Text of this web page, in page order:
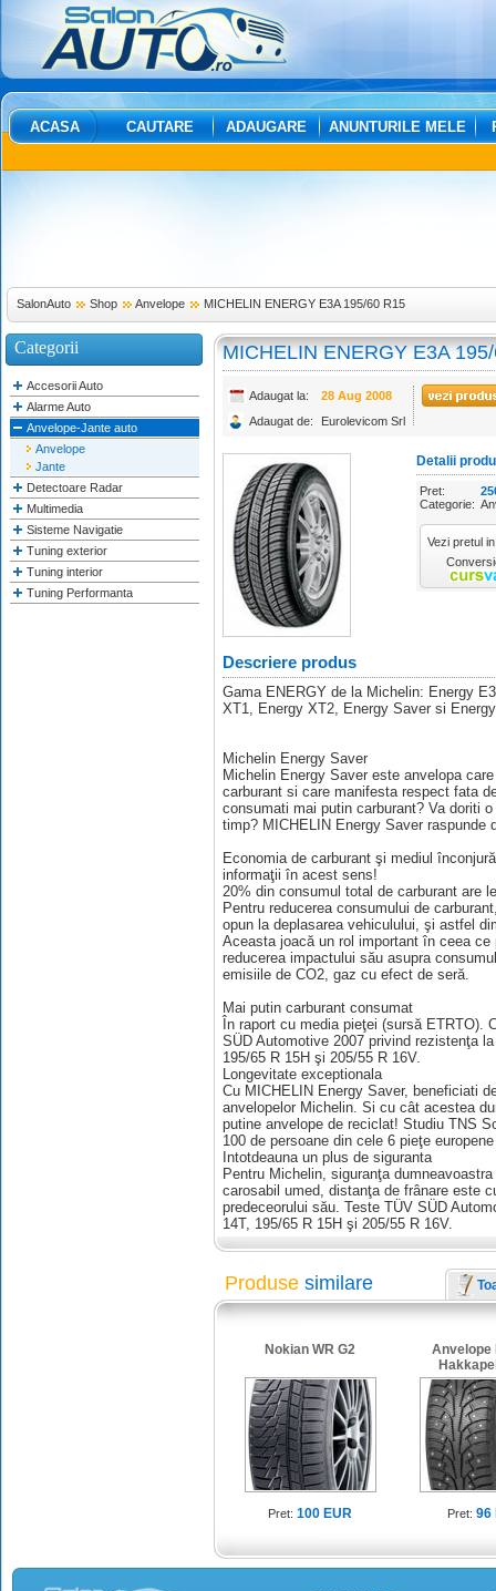
ACASA CAUTARE ADAUGARE ANUNTURILE MELE
SalonAuto Shop Anvelope MICHELIN ENERGY E3A 195/60 R15
Categorii
Accesorii Auto
Alarme Auto
Anvelope-Jante auto
Anvelope
Jante
Detectoare Radar
Multimedia
Sisteme Navigatie
Tuning exterior
Tuning interior
Tuning Performanta
MICHELIN ENERGY E3A
Adaugat la:
28 Aug 2008
Adaugat de:
Eurolevicom Srl
Detalii
Pret:
Categorie:
Vezi pretul in
Descriere produs
Gama ENERGY de la Michelin: Energy
XT1, Energy XT2, Energy Saver si
Michelin Energy Saver
Michelin Energy Saver este anvelopa
carburant si care manifesta respect fata
consumati mai putin carburant? Va doriti
timp? MICHELIN Energy Saver raspunde
Economia de carburant şi mediul
informaţii în acest sens!
20% din consumul total de carburant are
Pentru reducerea consumului de
opun la deplasarea vehiculului, şi astfel
Aceasta joacă un rol important în ceea
reducerea impactului său asupra
emisiile de CO2, gaz cu efect de seră.
Mai putin carburant consumat
În raport cu media pieţei (sursă ETRTO).
SÜD Automotive 2007 privind rezistenţa
195/65 R 15H şi 205/55 R 16V.
Longevitate exceptionala
Cu MICHELIN Energy Saver, beneficiati
anvelopelor Michelin. Si cu cât acestea
putine anvelope de reciclat! Studiu TNS
100 de persoane din cele 6 pieţe
Intotdeauna un plus de siguranta
Pentru Michelin, siguranţa
carosabil umed, distanţa de frânare este
predeceorului său. Teste TÜV SÜD
14T, 195/65 R 15H şi 205/55 R 16V.
Produse similare
Nokian WR G2
Pret: 100 EUR
Anvelope
Pret: 96